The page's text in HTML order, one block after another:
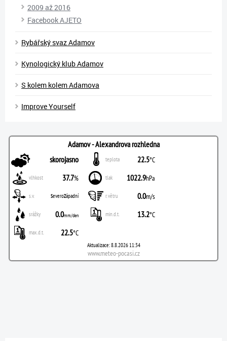
2009 až 2016
Facebook AJETO
Rybářský svaz Adamov
Kynologický klub Adamov
S kolem kolem Adamova
Improve Yourself